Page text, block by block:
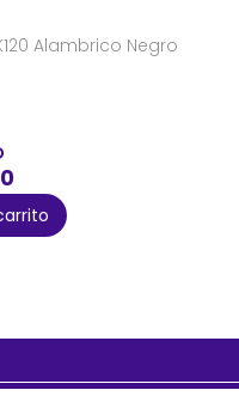
Alambrico Negro